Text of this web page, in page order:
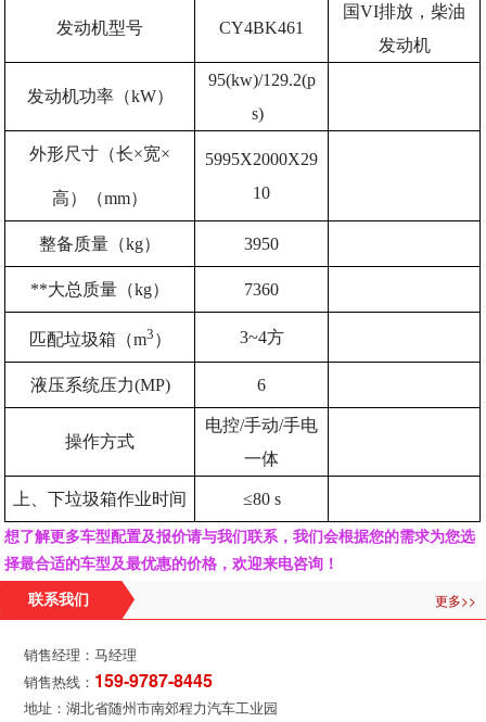
发动机型号 CY4BK461
国VI排放，柴油
发动机
发动机功率（kW）
95(kw)/129.2(p
s)
外形尺寸（长×宽×
高）（mm）
5995X2000X29
10
整备质量（kg） 3950
**大总质量（kg） 7360
匹配垃圾箱（m3 ） 3~4方
液压系统压力(MP) 6
操作方式
电控/手动/手电
一体
上、下垃圾箱作业时间 ≤80 s
想了解更多车型配置及报价请与我们联系，我们会根据您的需求为您选
择最合适的车型及最优惠的价格，欢迎来电咨询！
联系我们 更多>>
销售经理：马经理
销售热线： 159-9787-8445
地址：湖北省随州市南郊程力汽车工业园